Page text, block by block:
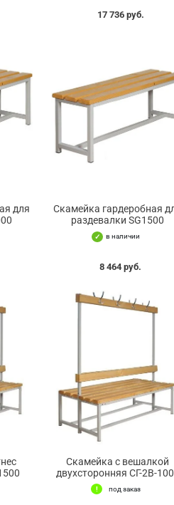
17 736 руб.
для
Скамейка гардеробная
раздевалки SG1500
в наличии
8 464 руб.
Скамейка с вешалкой
двухсторонняя СГ-2В-
под заказ